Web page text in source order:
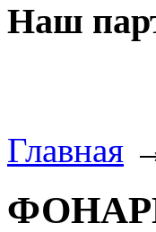
Наш
Главная